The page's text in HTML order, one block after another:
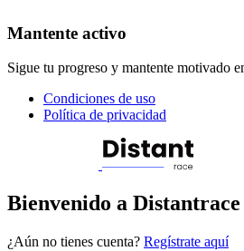
Mantente activo
Sigue tu progreso y mantente motivado
Condiciones de uso
Política de privacidad
Bienvenido a Distantrace
¿Aún no tienes cuenta? Regístrate aquí